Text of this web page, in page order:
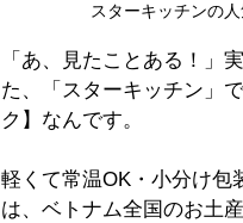
スターキッチンの
「あ、見たことある！」
た、「スターキッチン」
ク】なんです。
軽くて常温OK・小分け包
は、ベトナム全国のお土